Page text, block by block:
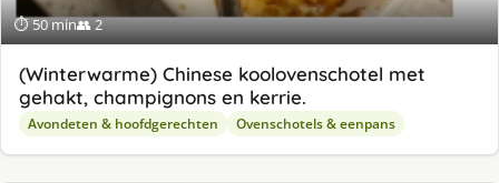
⏱ 50 min👥 2
(Winterwarme) Chinese koolovenschotel met
gehakt, champignons en kerrie.
Avondeten & hoofdgerechten Ovenschotels & eenpans